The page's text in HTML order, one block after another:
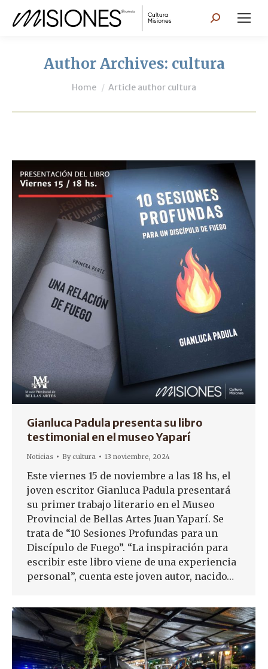
Search:
Author Archives: cultura
You are here:
Home Article author cultura
Gianluca Padula presenta su libro
testimonial en el museo Yaparí
Noticias Bycultura 13 noviembre, 2024
Este viernes 15 de noviembre a las 18 hs, el
joven escritor Gianluca Padula presentará
su primer trabajo literario en el Museo
Provincial de Bellas Artes Juan Yaparí. Se
trata de “10 Sesiones Profundas para un
Discípulo de Fuego”. “La inspiración para
escribir este libro viene de una experiencia
personal”, cuenta este joven autor, nacido…